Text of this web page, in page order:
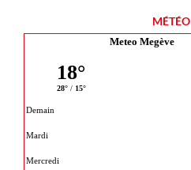
MÉTÉO
Meteo Megève